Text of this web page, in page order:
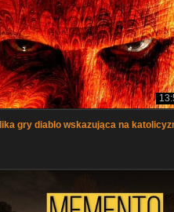
gry diablo wskazująca na